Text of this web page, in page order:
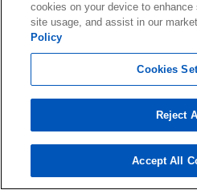
Wir investieren
Ressourcen in
sensiblen
gespeicherten
cookies on your device to
site usage, and assist in our
Policy
Cookies
Reject
Accept All